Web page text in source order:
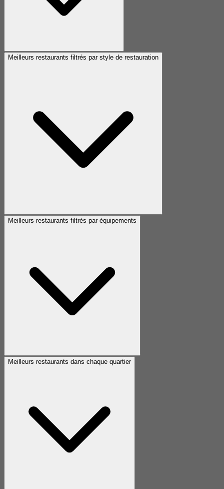
Meilleurs restaurants filtrés par style de restauration
Meilleurs restaurants filtrés par équipements
Meilleurs restaurants dans chaque quartier